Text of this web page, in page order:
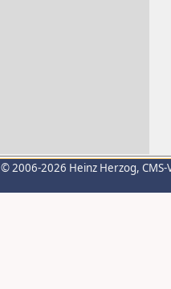
© 2006-2026 Heinz Herzog,